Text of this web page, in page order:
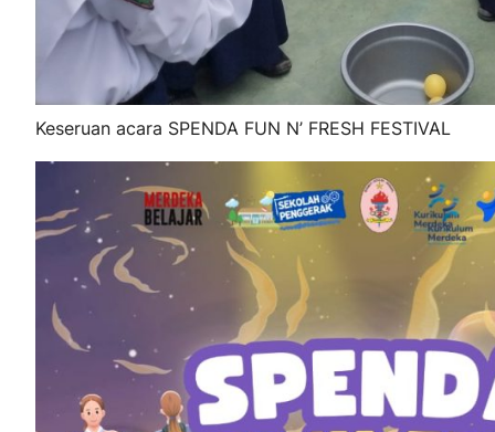
Keseruan acara SPENDA FUN N’ FRESH FESTIVAL